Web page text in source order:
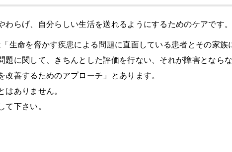
らげ、自分らしい生活を送れるようにするためのケアです。
生命を脅かす疾患による問題に直面している患者とその家
題に関して、きちんとした評価を行ない、それが障害となら
善するためのアプローチ」とあります。
ありません。
て下さい。